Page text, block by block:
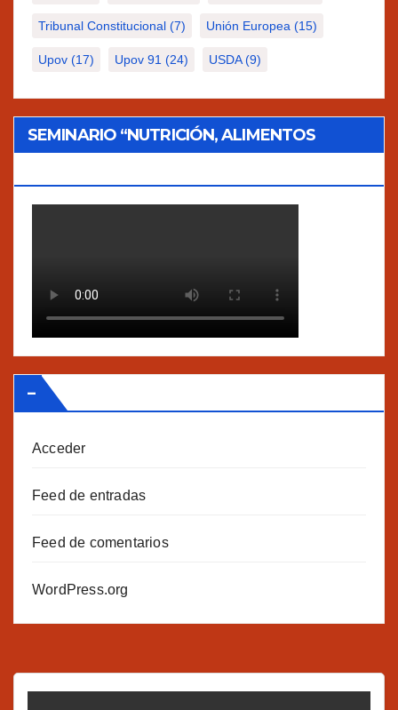
Tribunal Constitucional (7) Unión Europea (15)
Upov (17) Upov 91 (24) USDA(9)
SEMINARIO “NUTRICIÓN, ALIMENTOS
–
Acceder
Feed de entradas
Feed de comentarios
WordPress.org